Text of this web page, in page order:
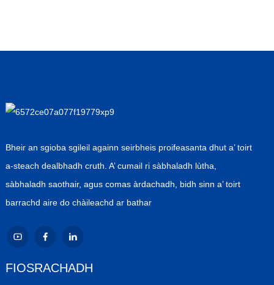
Bheir an sgioba sgileil againn seirbheis proifeasanta dhut a’ toirt
a-steach dealbhadh cruth. A’ cumail ri sàbhaladh lùtha,
sàbhaladh saothair, agus comas àrdachadh, bidh sinn a’ toirt
barrachd aire do chàileachd ar bathar
FIOSRACHADH